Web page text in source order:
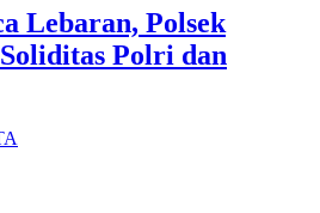
Lebaran, Polsek
Polri dan